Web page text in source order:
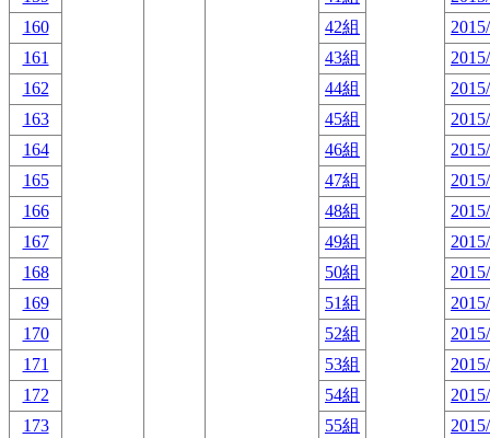
160
42組
161
43組
162
44組
163
45組
164
46組
165
47組
166
48組
167
49組
168
50組
169
51組
170
52組
171
53組
172
54組
173
55組